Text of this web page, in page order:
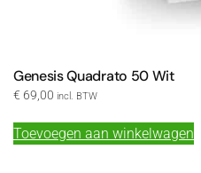
Genesis Quadrato 50 Wit
€ 69,00 incl. BTW
Toevoegen aan winkelwagen